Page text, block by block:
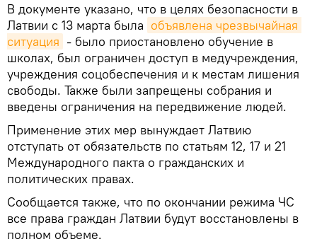
В документе указано, что в целях безопасности в
Латвии с 13 марта была объявлена чрезвычайная
ситуация - было приостановлено обучение в
школах, был ограничен доступ в медучреждения,
учреждения соцобеспечения и к местам лишения
свободы. Также были запрещены собрания и
введены ограничения на передвижение людей.
Применение этих мер вынуждает Латвию
отступать от обязательств по статьям 12, 17 и 21
Международного пакта о гражданских и
политических правах.
Сообщается также, что по окончании режима ЧС
все права граждан Латвии будут восстановлены в
полном объеме.